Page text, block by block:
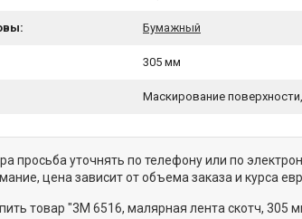
Бумажный
305 мм
Маскирование поверхности,
просьба уточнять по телефону или по
цена зависит от объема заказа и курса
товар "3M 6516, малярная лента скотч,